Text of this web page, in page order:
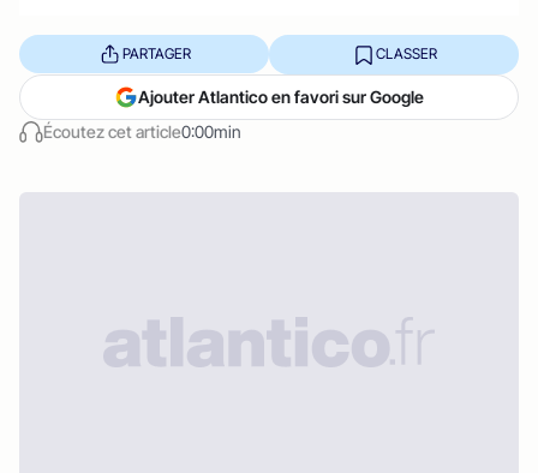
Écoutez cet article0:00min
PARTAGER CLASSER
Ajouter Atlantico en favori sur Google